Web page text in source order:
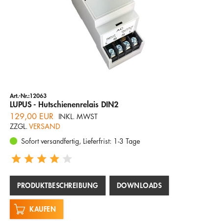
Art.-Nr.:12063
LUPUS - Hutschienenrelais DIN2
129,00 EUR
INKL. MWST
ZZGL. VERSAND
Sofort versandfertig, Lieferfrist: 1-3 Tage
PRODUKTBESCHREIBUNG DOWNLOADS
KAUFEN